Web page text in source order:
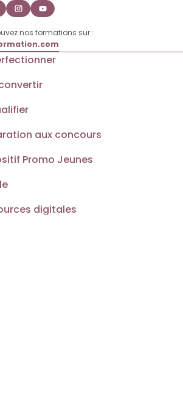
nos formations sur :
aux concours
Promo Jeunes
digitales